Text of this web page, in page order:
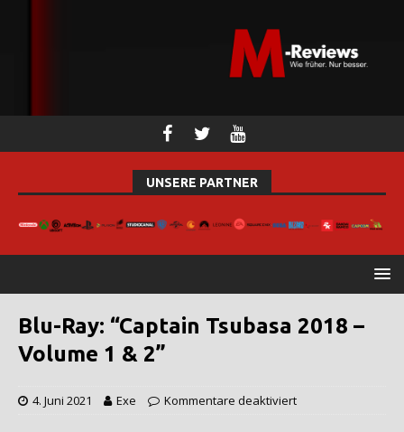
UNSERE PARTNER
Blu-Ray: “Captain Tsubasa 2018 –
Volume 1 & 2”
4. Juni 2021 Exe Kommentare deaktiviert